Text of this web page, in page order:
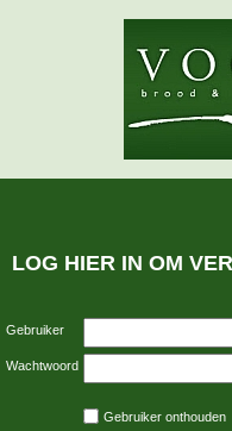
LOG HIER IN OM
Gebruiker
Wachtwoord
Gebruiker onthouden